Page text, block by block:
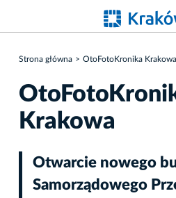
Strona główna OtoFotoKronika Krakowa
Krakowa
Otwarcie nowego
Samorządowego